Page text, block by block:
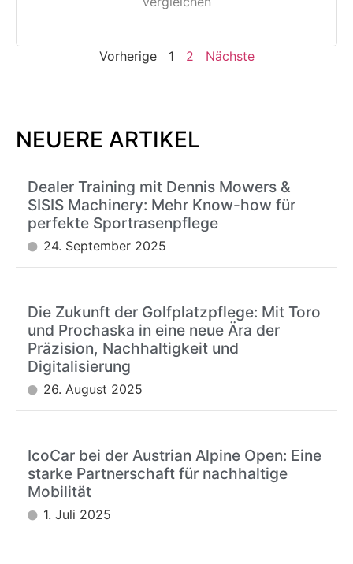
Vorherige 1 2 Nächste
NEUERE ARTIKEL
Dealer Training mit Dennis Mowers &
SISIS Machinery: Mehr Know-how für
perfekte Sportrasenpflege
24. September 2025
Die Zukunft der Golfplatzpflege: Mit Toro
und Prochaska in eine neue Ära der
Präzision, Nachhaltigkeit und
Digitalisierung
26. August 2025
IcoCar bei der Austrian Alpine Open: Eine
starke Partnerschaft für nachhaltige
Mobilität
1. Juli 2025